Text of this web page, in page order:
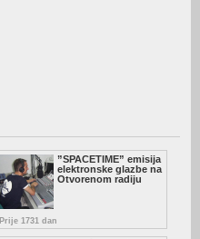
”SPACETIME” emisija
elektronske glazbe na
Otvorenom radiju
Prije 1731 dan